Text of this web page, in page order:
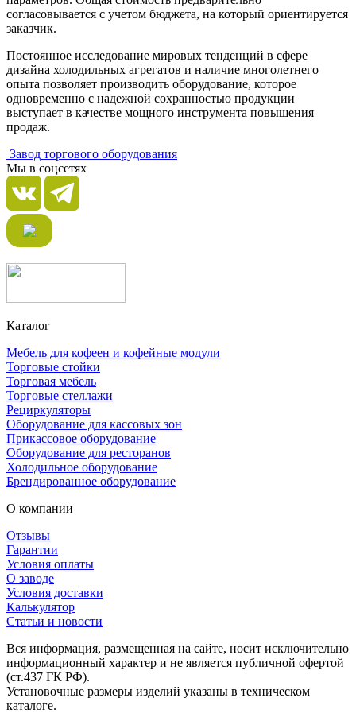
согласовывается с учетом бюджета, на который ориентируется
заказчик.
Постоянное исследование мировых тенденций в сфере
дизайна холодильных агрегатов и наличие многолетнего
опыта позволяет производить оборудование, которое
одновременно с надежной сохранностью продукции
выступает в качестве мощного инструмента повышения
продаж.
Завод торгового оборудования
Мы в соцсетях
Каталог
Мебель для кофеен и кофейные модули
Торговые стойки
Торговая мебель
Торговые стеллажи
Рециркуляторы
Оборудование для кассовых зон
Прикассовое оборудование
Оборудование для ресторанов
Холодильное оборудование
Брендированное оборудование
О компании
Отзывы
Гарантии
Условия оплаты
О заводе
Условия доставки
Калькулятор
Статьи и новости
Вся информация, размещенная на сайте, носит исключительно
информационный характер и не является публичной офертой
(ст.437 ГК РФ).
Установочные размеры изделий указаны в техническом
каталоге.